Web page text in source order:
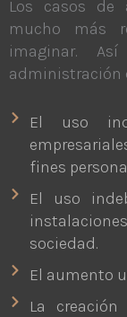
Los casos de
mucho más
imaginar.
administración
El uso
fines
El uso
sociedad.
El aumento
La